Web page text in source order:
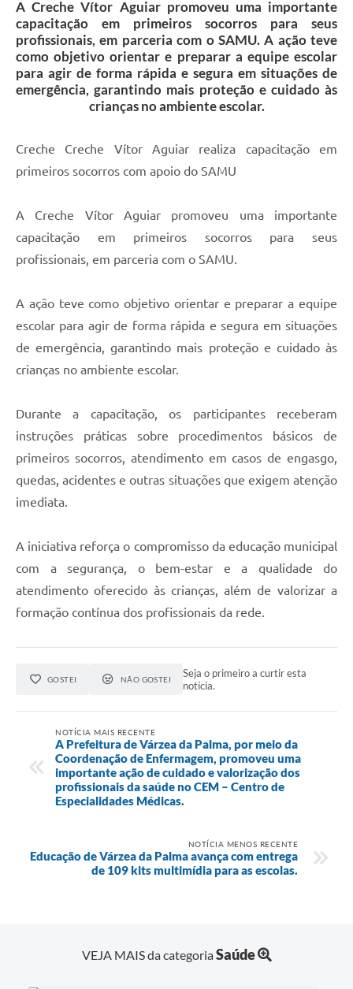
Contas Públicas
Legislação
Serviços Online
Diário Oficial
A Creche Vítor Aguiar promoveu uma importante
capacitação em primeiros socorros para seus
profissionais, em parceria com o SAMU. A ação teve
como objetivo orientar e preparar a equipe escolar
para agir de forma rápida e segura em situações de
emergência, garantindo mais proteção e cuidado às
crianças no ambiente escolar.
Creche Creche Vítor Aguiar realiza capacitação em
primeiros socorros com apoio do SAMU
A Creche Vítor Aguiar promoveu uma importante
capacitação em primeiros socorros para seus
profissionais, em parceria com o SAMU.
A ação teve como objetivo orientar e preparar a equipe
escolar para agir de forma rápida e segura em situações
de emergência, garantindo mais proteção e cuidado às
crianças no ambiente escolar.
Durante a capacitação, os participantes receberam
instruções práticas sobre procedimentos básicos de
primeiros socorros, atendimento em casos de engasgo,
quedas, acidentes e outras situações que exigem atenção
imediata.
A iniciativa reforça o compromisso da educação municipal
com a segurança, o bem-estar e a qualidade do
atendimento oferecido às crianças, além de valorizar a
formação contínua dos profissionais da rede.
GOSTEI NÃO GOSTEI
Seja o primeiro a curtir esta
notícia.
NOTÍCIA MAIS RECENTE
A Prefeitura de Várzea da Palma, por meio da
Coordenação de Enfermagem, promoveu uma
importante ação de cuidado e valorização dos
profissionais da saúde no CEM – Centro de
Especialidades Médicas.
NOTÍCIA MENOS RECENTE
Educação de Várzea da Palma avança com entrega
de 109 kits multimídia para as escolas.
VEJA MAIS da categoriaSaúde